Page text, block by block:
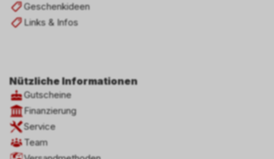
Geschenkideen
Links & Infos
Nützliche Informationen
Gutscheine
Finanzierung
Service
Team